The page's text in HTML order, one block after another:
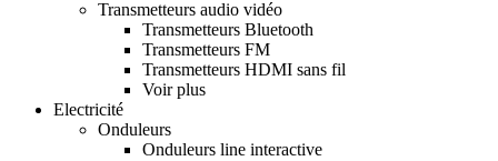
Transmetteurs audio vidéo
Transmetteurs Bluetooth
Transmetteurs FM
Transmetteurs HDMI sans fil
Voir plus
Electricité
Onduleurs
Onduleurs line interactive